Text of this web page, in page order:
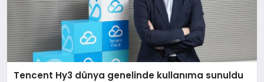
Tencent Hy3 dünya genelinde kullanıma sunuldu